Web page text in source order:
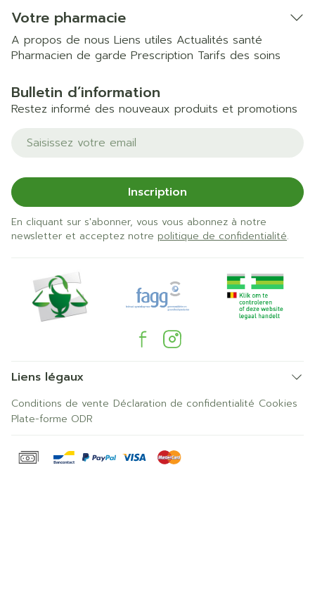
Votre pharmacie
A propos de nous Liens utiles Actualités santé
Pharmacien de garde Prescription Tarifs des soins
Bulletin d’information
Restez informé des nouveaux produits et promotions
Adresse mail
Inscription
En cliquant sur s'abonner, vous vous abonnez à notre
newsletter et acceptez notre politique de confidentialité.
Liens légaux
Conditions de vente Déclaration de confidentialité Cookies
Plate-forme ODR